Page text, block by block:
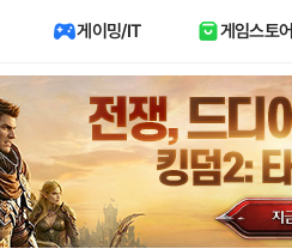
게이밍/IT 게임스토어